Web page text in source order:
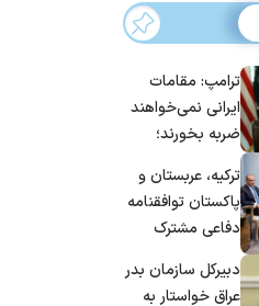
ترامپ: مقامات
ایرانی نمی‌خواهند
ضربه بخورند؛
توافق برسند
ترکیه، عربستان و
پاکستان توافقنامه
دفاعی مشترک
دبیرکل سازمان بدر
عراق خواستار به